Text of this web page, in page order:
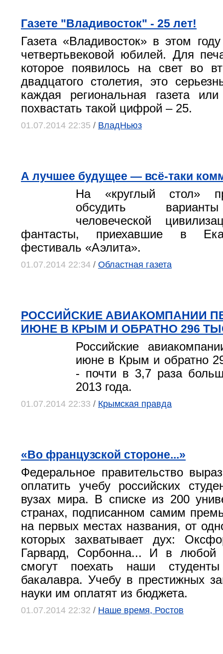
Газете "Владивосток" - 25 лет!
Газета «Владивосток» в этом
четвертьвековой юбилей. Для
которое появилось на свет во
двадцатого столетия, это
каждая региональная газета
похвастать такой цифрой – 25.
01.07.2014 22:35 / ВладНьюз
А лучшее будущее — всё-таки
На «круглый стол»
обсудить
человеческой
фантасты, приехавшие в
фестиваль «Аэлита».
01.07.2014 22:34 / Областная газета
РОССИЙСКИЕ АВИАКОМПАНИИ
ИЮНЕ В КРЫМ И ОБРАТНО 296
Российские
июне в Крым и обратно
- почти в 3,7 раза
2013 года.
01.07.2014 22:33 / Крымская правда
«Во французской стороне...»
Федеральное правительство
оплатить учебу российских
вузах мира. В списке из 200
странах, подписанном самим
на первых местах названия, от
которых захватывает дух:
Гарвард, Сорбонна... И в любой
смогут поехать наши
бакалавра. Учебу в престижных
науки им оплатят из бюджета.
01.07.2014 22:32 / Наше время, Ростов